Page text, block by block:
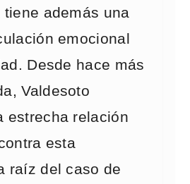
además una
emocional
Desde hace más
Valdesoto
estrecha relación
esta
raíz del caso de